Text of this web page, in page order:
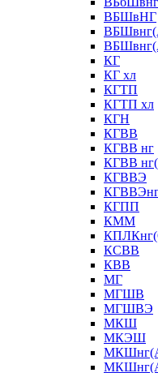
ВБШвНГ
КГ
КГ хл
КГТП
КГТП хл
КГН
КГВВ
КГВВ нг
КГВВ
КГВВЭ
КГПП
КММ
КСВВ
КВВ
МГ
МГШВ
МГШВЭ
МКШ
МКЭШ